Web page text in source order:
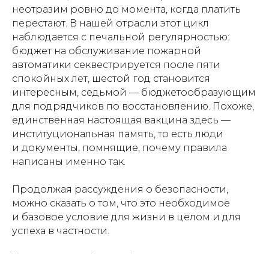
неотразим ровно до момента, когда платить
перестают. В нашей отрасли этот цикл
наблюдается с печальной регулярностью:
бюджет на обслуживание пожарной
автоматики секвестрируется после пяти
спокойных лет, шестой год становится
интересным, седьмой — бюджетообразующим
для подрядчиков по восстановлению. Похоже,
единственная настоящая вакцина здесь —
институциональная память, то есть люди
и документы, помнящие, почему правила
написаны именно так.
Продолжая рассуждения о безопасности,
можно сказать о том, что это необходимое
и базовое условие для жизни в целом и для
успеха в частности.